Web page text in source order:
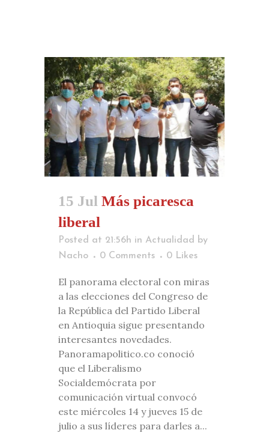
15 Jul Más picaresca
liberal
Posted at 21:56h in Actualidad by
Nacho
0 Comments 0 Likes
El panorama electoral con miras
a las elecciones del Congreso de
la República del Partido Liberal
en Antioquia sigue presentando
interesantes novedades.
Panoramapolitico.co conoció
que el Liberalismo
Socialdemócrata por
comunicación virtual convocó
este miércoles 14 y jueves 15 de
julio a sus líderes para darles a...